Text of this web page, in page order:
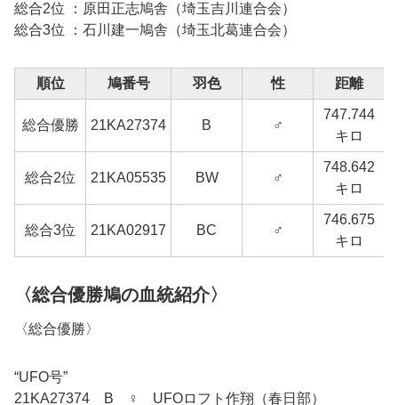
総合2位 ：原田正志鳩舎（埼玉吉川連合会）
総合3位 ：石川建一鳩舎（埼玉北葛連合会）
順位 鳩番号 羽色 性 距離
総合優勝 21KA27374 B ♂
747.744
キロ
総合2位 21KA05535 BW ♂
748.642
キロ
総合3位 21KA02917 BC ♂
746.675
キロ
〈総合優勝鳩の血統紹介〉
〈総合優勝〉
“UFO号”
21KA27374 B ♀ UFOロフト作翔（春日部）